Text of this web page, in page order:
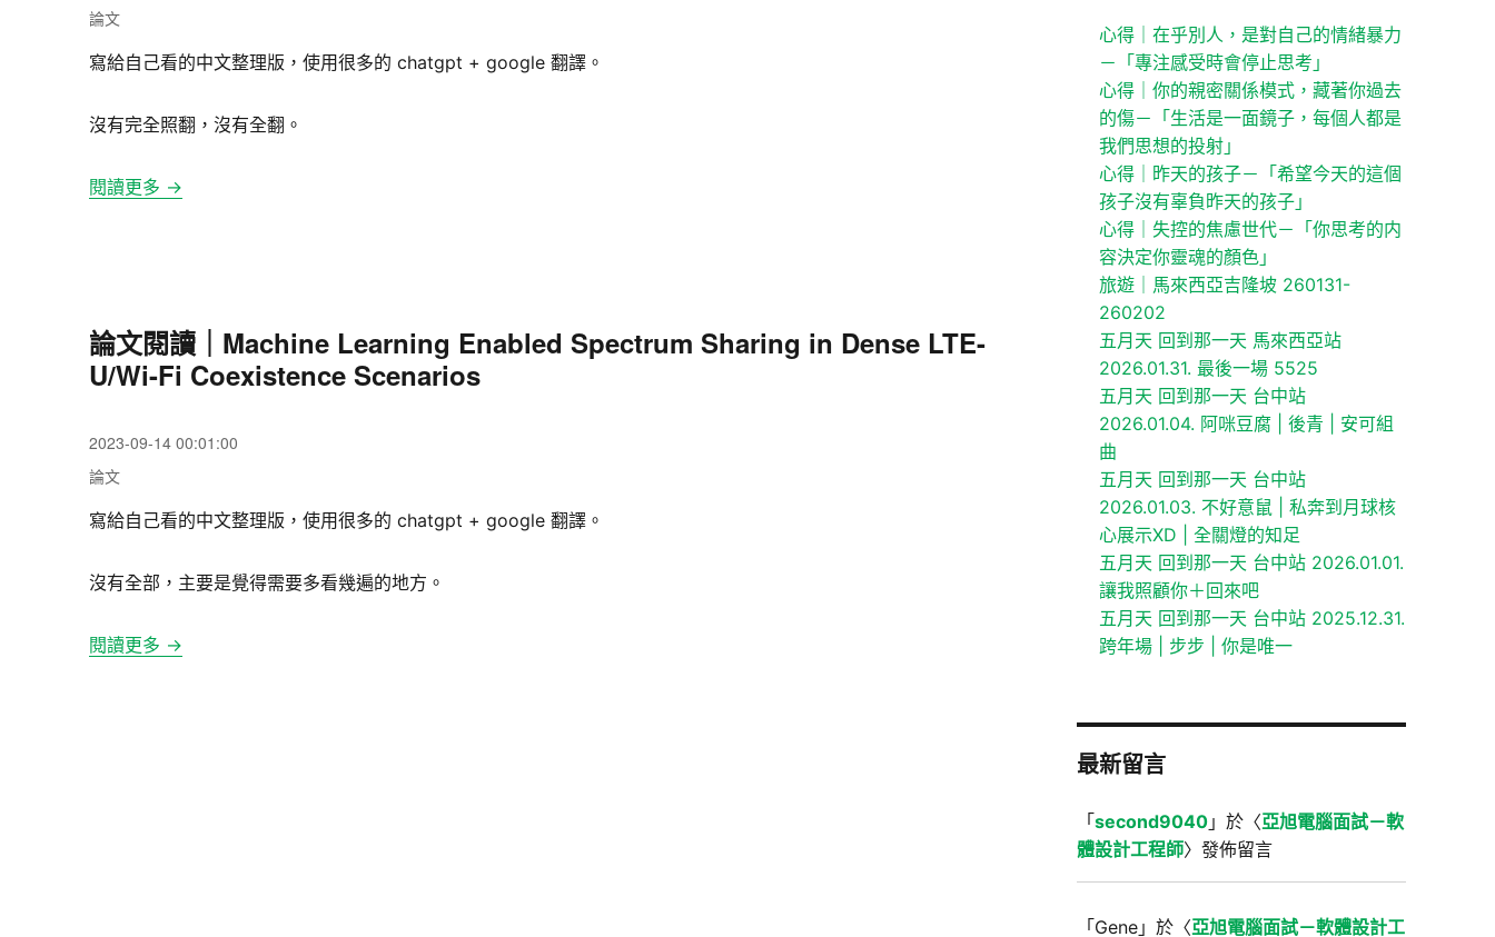
寫給自己看的中文整理版，使用很多的 chatgpt + google 翻譯。
沒有完全照翻，沒有全翻。
閱讀更多 →
佈
日
期:
分
論文
論文閱讀｜Machine Learning Enabled Spectrum Sharing in Dense LTE-
U/Wi-Fi Coexistence Scenarios
寫給自己看的中文整理版，使用很多的 chatgpt + google 翻譯。
沒有全部，主要是覺得需要多看幾遍的地方。
閱讀更多 →
發
佈
日
期:
2023-09-14 00:01:00
分
論文
心得｜在乎別人，是對自己的情緒暴力
－「專注感受時會停止思考」
心得｜你的親密關係模式，藏著你過去
的傷－「生活是一面鏡子，每個人都是
我們思想的投射」
心得｜昨天的孩子－「希望今天的這個
孩子沒有辜負昨天的孩子」
心得｜失控的焦慮世代－「你思考的内
容決定你靈魂的顏色」
旅遊｜馬來西亞吉隆坡 260131-
260202
五月天 回到那一天 馬來西亞站
2026.01.31. 最後一場 5525
五月天 回到那一天 台中站
2026.01.04. 阿咪豆腐 | 後青 | 安可組
曲
五月天 回到那一天 台中站
2026.01.03. 不好意鼠 | 私奔到月球核
心展示XD | 全關燈的知足
五月天 回到那一天 台中站 2026.01.01.
讓我照顧你＋回來吧
五月天 回到那一天 台中站 2025.12.31.
跨年場 | 步步 | 你是唯一
最新留言
「second9040」於〈亞旭電腦面試－軟
體設計工程師〉發佈留言
「Gene」於〈亞旭電腦面試－軟體設計工